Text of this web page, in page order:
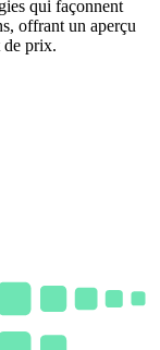
qui façonnent
offrant un aperçu
de prix.